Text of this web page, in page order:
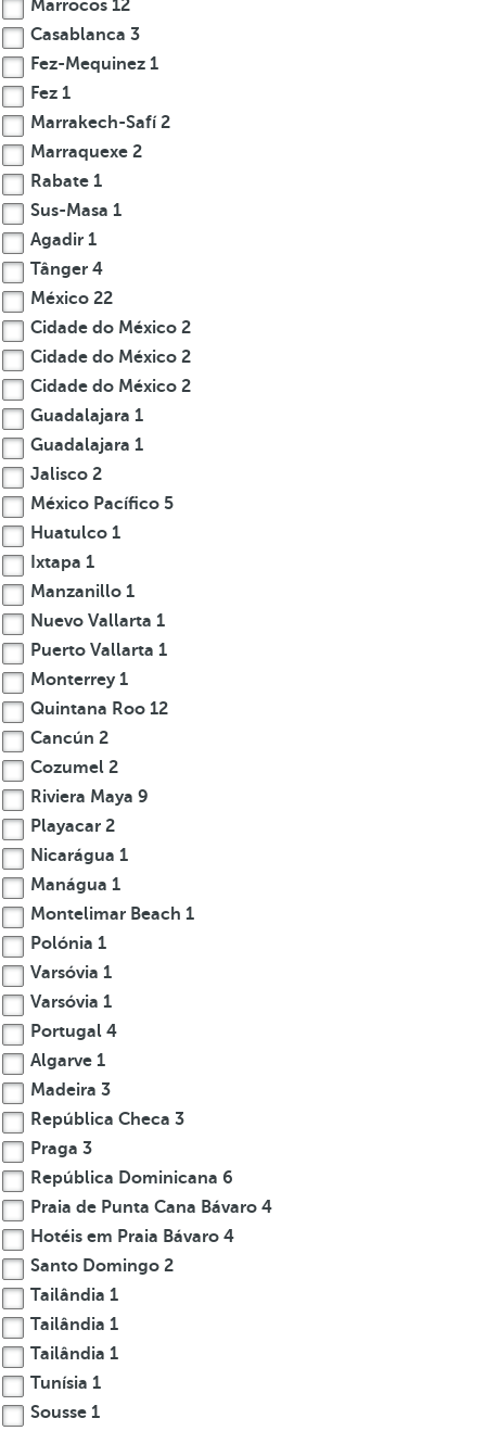
Marrocos 12
Casablanca 3
Fez-Mequinez 1
Fez 1
Marrakech-Safí2
Marraquexe 2
Rabate 1
Sus-Masa 1
Agadir 1
Tânger 4
México 22
Cidade do México 2
Cidade do México 2
Cidade do México 2
Guadalajara 1
Guadalajara 1
Jalisco 2
México Pacífico 5
Huatulco 1
Ixtapa 1
Manzanillo 1
Nuevo Vallarta 1
Puerto Vallarta 1
Monterrey1
Quintana Roo 12
Cancún 2
Cozumel 2
Riviera Maya 9
Playacar 2
Nicarágua 1
Manágua 1
Montelimar Beach 1
Polónia 1
Varsóvia 1
Varsóvia 1
Portugal 4
Algarve 1
Madeira 3
República Checa 3
Praga 3
República Dominicana 6
Praia de Punta Cana Bávaro 4
Hotéis em Praia Bávaro 4
Santo Domingo 2
Tailândia 1
Tailândia 1
Tailândia 1
Tunísia 1
Sousse 1